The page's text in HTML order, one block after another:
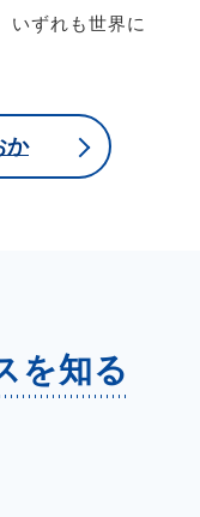
いずれも世界に
か
を知る